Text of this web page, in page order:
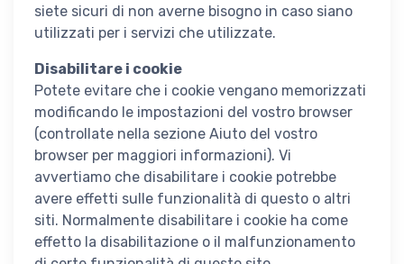
siete sicuri di non averne bisogno in caso siano
utilizzati per i servizi che utilizzate.
Disabilitare i cookie
Potete evitare che i cookie vengano memorizzati
modificando le impostazioni del vostro browser
(controllate nella sezione Aiuto del vostro
browser per maggiori informazioni). Vi
avvertiamo che disabilitare i cookie potrebbe
avere effetti sulle funzionalità di questo o altri
siti. Normalmente disabilitare i cookie ha come
effetto la disabilitazione o il malfunzionamento